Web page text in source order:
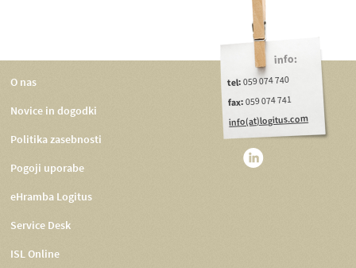
info:
tel:059 074 740
fax:059 074 741
info(at)logitus.com
O nas
Novice in dogodki
Politika zasebnosti
Pogoji uporabe
eHramba Logitus
Service Desk
ISL Online